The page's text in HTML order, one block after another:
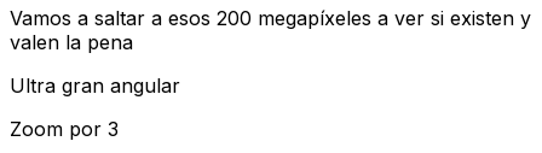
Vamos a saltar a esos 200 megapíxeles a ver si existen y
valen la pena
Ultra gran angular
Zoom por 3